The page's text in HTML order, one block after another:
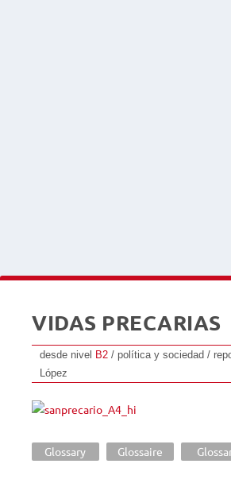
VIDAS PRECARIAS
desde nivel B2 / política y sociedad /
López
Glossary Glossaire